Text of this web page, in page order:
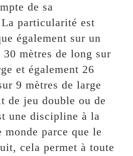
de sa
particularité est
également sur un
mètres de long sur
et également 26
9 mètres de large
de jeu double ou de
une discipline à la
parce que le
cela permet à toute